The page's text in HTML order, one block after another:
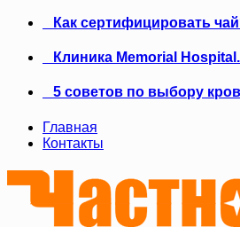
Как сертифицировать
Клиника Memorial
5 советов по выбору
Главная
Контакты